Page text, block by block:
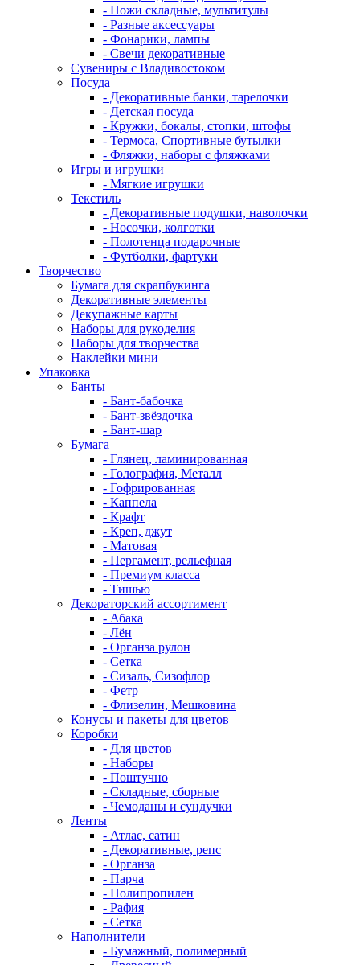
- Ножи складные, мультитулы
- Разные аксессуары
- Фонарики, лампы
- Свечи декоративные
Сувениры с Владивостоком
Посуда
- Декоративные банки, тарелочки
- Детская посуда
- Кружки, бокалы, стопки, штофы
- Термоса, Спортивные бутылки
- Фляжки, наборы с фляжками
Игры и игрушки
- Мягкие игрушки
Текстиль
- Декоративные подушки, наволочки
- Носочки, колготки
- Полотенца подарочные
- Футболки, фартуки
Творчество
Бумага для скрапбукинга
Декоративные элементы
Декупажные карты
Наборы для рукоделия
Наборы для творчества
Наклейки мини
Упаковка
Банты
- Бант-бабочка
- Бант-звёздочка
- Бант-шар
Бумага
- Глянец, ламинированная
- Голография, Металл
- Гофрированная
- Каппела
- Крафт
- Креп, джут
- Матовая
- Пергамент, рельефная
- Премиум класса
- Тишью
Декораторский ассортимент
- Абака
- Лён
- Органза рулон
- Сетка
- Сизаль, Сизофлор
- Фетр
- Флизелин, Мешковина
Конусы и пакеты для цветов
Коробки
- Для цветов
- Наборы
- Поштучно
- Складные, сборные
- Чемоданы и сундучки
Ленты
- Атлас, сатин
- Декоративные, репс
- Органза
- Парча
- Полипропилен
- Рафия
- Сетка
Наполнители
- Бумажный, полимерный